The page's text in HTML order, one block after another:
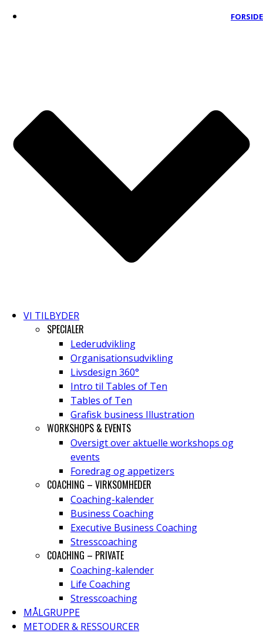
FORSIDE
VI TILBYDER
SPECIALER
Lederudvikling
Organisationsudvikling
Livsdesign 360°
Intro til Tables of Ten
Tables of Ten
Grafisk business Illustration
WORKSHOPS & EVENTS
Oversigt over aktuelle workshops og
events
Foredrag og appetizers
COACHING – VIRKSOMHEDER
Coaching-kalender
Business Coaching
Executive Business Coaching
Stresscoaching
COACHING – PRIVATE
Coaching-kalender
Life Coaching
Stresscoaching
MÅLGRUPPE
METODER & RESSOURCER